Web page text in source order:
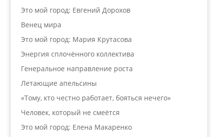
Это мой город: Евгений Дорохов
Венец мира
Это мой город: Мария Крутасова
Энергия сплочённого коллектива
Генеральное направление роста
Летающие апельсины
«Тому, кто честно работает, бояться нечего»
Человек, который не смеётся
Это мой город: Елена Макаренко